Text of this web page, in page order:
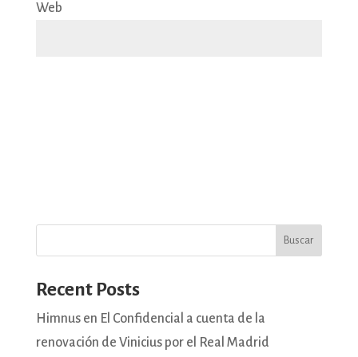
Web
Buscar
Recent Posts
Himnus en El Confidencial a cuenta de la
renovación de Vinicius por el Real Madrid